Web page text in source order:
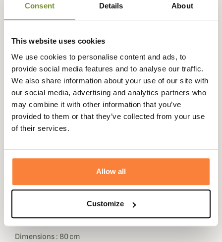
Consent Details About
This website uses cookies
We use cookies to personalise content and ads, to
provide social media features and to analyse our traffic.
We also share information about your use of our site with
our social media, advertising and analytics partners who
may combine it with other information that you’ve
provided to them or that they’ve collected from your use
of their services.
Allow all
Customize
Description
Alexandre Mareuil vous propose ce magnifique siège de
battue.
Il se compose d'une base en bois et d'une assise en cuir
disponible en différents coloris.
Ce siège de battue Alexandre Mareuil possède une
bandoulière en cuir pour un transport plus facile.
spécialement par Alexandre Mareuil en 2008 peut
monde pour ses créations haut de gamme et ses
accessoires.
Dimensions : 80 cm